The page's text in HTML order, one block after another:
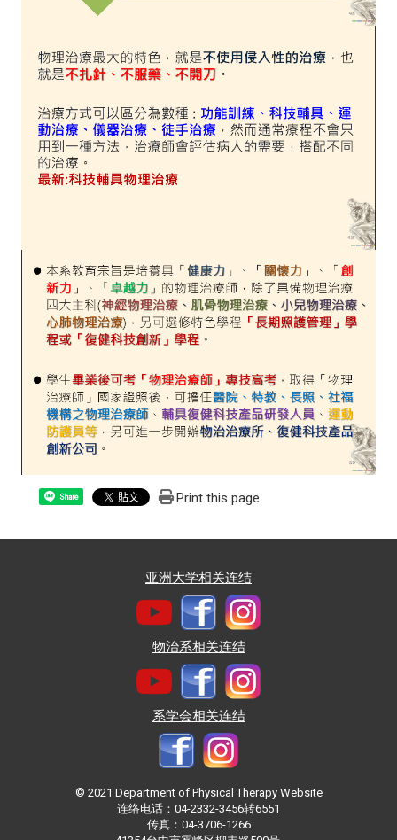
Share Print this page
亚洲大学相关连结
物治系相关连结
系学会相关连结
© 2021 Department of Physical Therapy Website
连络电话：04-2332-3456转6551
传真：04-3706-1266